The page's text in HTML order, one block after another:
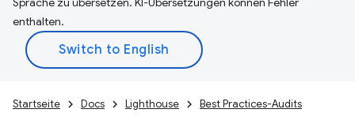
enthalten.
Startseite Docs Lighthouse Best Practices-Audits